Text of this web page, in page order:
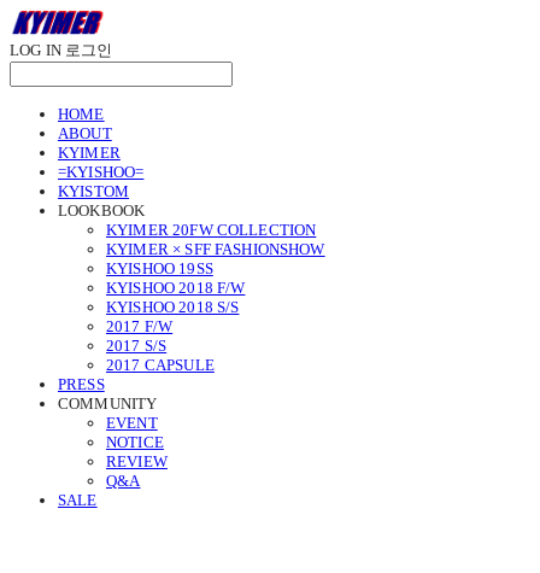
LOG IN 로그인
HOME
ABOUT
KYIMER
=KYISHOO=
KYISTOM
LOOKBOOK
KYIMER 20FW COLLECTION
KYIMER × SFF FASHIONSHOW
KYISHOO 19SS
KYISHOO 2018 F/W
KYISHOO 2018 S/S
2017 F/W
2017 S/S
2017 CAPSULE
PRESS
COMMUNITY
EVENT
NOTICE
REVIEW
Q&A
SALE